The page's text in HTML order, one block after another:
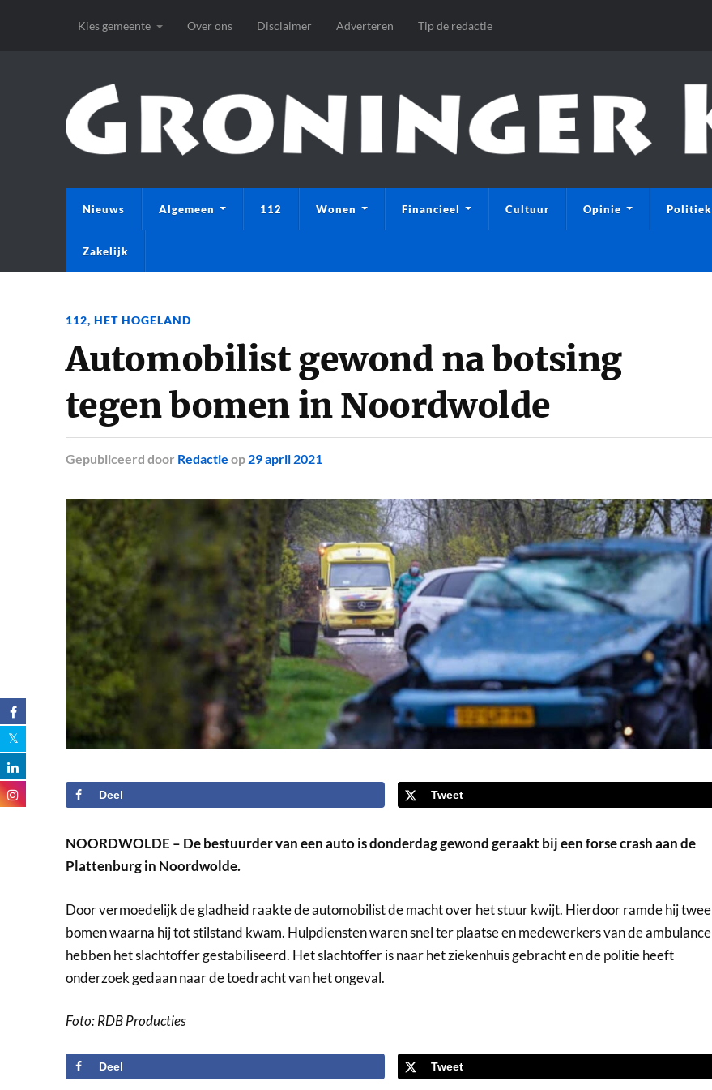
Kies gemeente Over ons Disclaimer Adverteren Tip de redactie
Nieuws Algemeen 112 Wonen Financieel Cultuur Opinie Politiek
Zakelijk
112, HET HOGELAND
Automobilist gewond na botsing
tegen bomen in Noordwolde
Gepubliceerd door Redactie op 29 april 2021
Deel Tweet
NOORDWOLDE – De bestuurder van een auto is donderdag gewond geraakt bij een forse crash aan de
Plattenburg in Noordwolde.
Door vermoedelijk de gladheid raakte de automobilist de macht over het stuur kwijt. Hierdoor ramde hij twee
bomen waarna hij tot stilstand kwam. Hulpdiensten waren snel ter plaatse en medewerkers van de ambulance
hebben het slachtoffer gestabiliseerd. Het slachtoffer is naar het ziekenhuis gebracht en de politie heeft
onderzoek gedaan naar de toedracht van het ongeval.
Foto: RDB Producties
Deel Tweet